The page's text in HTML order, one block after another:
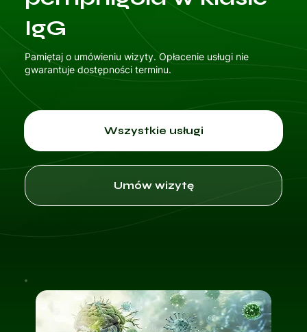
IgG
Pamiętaj o umówieniu wizyty. Opłacenie usługi nie
gwarantuje dostępności terminu.
Wszystkie usługi
Umów wizytę